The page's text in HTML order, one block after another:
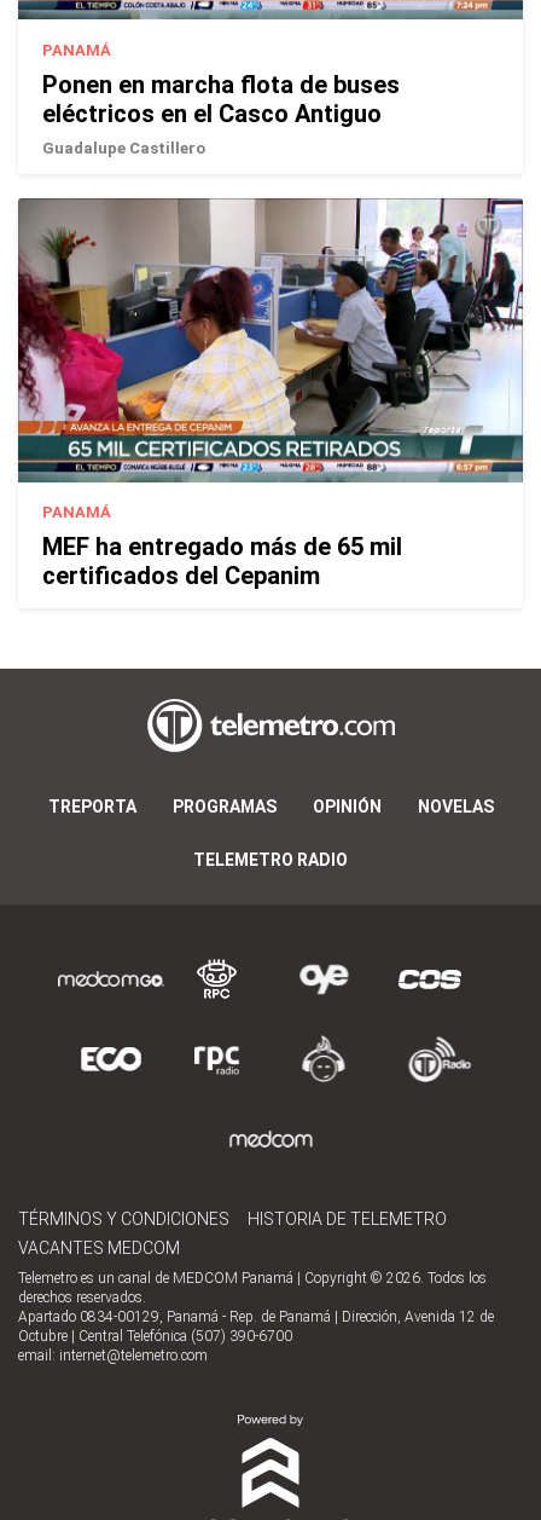
PANAMÁ
Ponen en marcha flota de buses
eléctricos en el Casco Antiguo
Guadalupe Castillero
PANAMÁ
MEF ha entregado más de 65 mil
certificados del Cepanim
TREPORTA PROGRAMAS OPINIÓN NOVELAS
TELEMETRO RADIO
TÉRMINOS Y CONDICIONES
HISTORIA DE TELEMETRO
VACANTES MEDCOM
Telemetro es un canal de MEDCOM Panamá | Copyright © 2026. Todos los
derechos reservados.
Apartado 0834-00129, Panamá - Rep. de Panamá | Dirección, Avenida 12 de
Octubre | Central Telefónica (507) 390-6700
email: internet@telemetro.com